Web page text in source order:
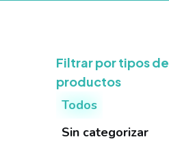
Filtrar por tipos de
productos
Sin categorizar
Todos